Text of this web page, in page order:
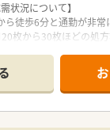
中】
ンまで幅広い年齢層の
を活かしながらチーム一
両立させている子育て
験を経て、より患者
状況について】
徒歩6分と通勤が非常
枚から30枚ほどの処
関から主に応需しており
た質の高い丁寧な服薬
局し日曜日、祝日はお